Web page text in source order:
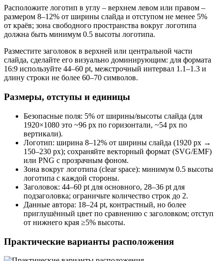
Расположите логотип в углу – верхнем левом или правом –
размером 8–12% от ширины слайда и отступом не менее 5%
от краёв; зона свободного пространства вокруг логотипа
должна быть минимум 0.5 высоты логотипа.
Разместите заголовок в верхней или центральной части
слайда, сделайте его визуально доминирующим: для формата
16:9 используйте 44–60 pt, межстрочный интервал 1.1–1.3 и
длину строки не более 60–70 символов.
Размеры, отступы и единицы
Безопасные поля: 5% от ширины/высоты слайда (для
1920×1080 это ~96 px по горизонтали, ~54 px по
вертикали).
Логотип: ширина 8–12% от ширины слайда (1920 px →
150–230 px); сохраняйте векторный формат (SVG/EMF)
или PNG с прозрачным фоном.
Зона вокруг логотипа (clear space): минимум 0.5 высоты
логотипа с каждой стороны.
Заголовок: 44–60 pt для основного, 28–36 pt для
подзаголовка; ограничьте количество строк до 2.
Данные автора: 18–24 pt, контрастный, но более
приглушённый цвет по сравнению с заголовком; отступ
от нижнего края ≥5% высоты.
Практические варианты расположения